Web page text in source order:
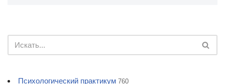
Психологический практикум 760